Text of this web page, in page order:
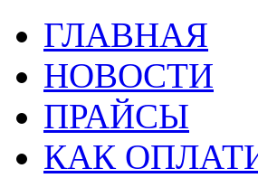
ГЛАВНАЯ
НОВОСТИ
ПРАЙСЫ
КАК